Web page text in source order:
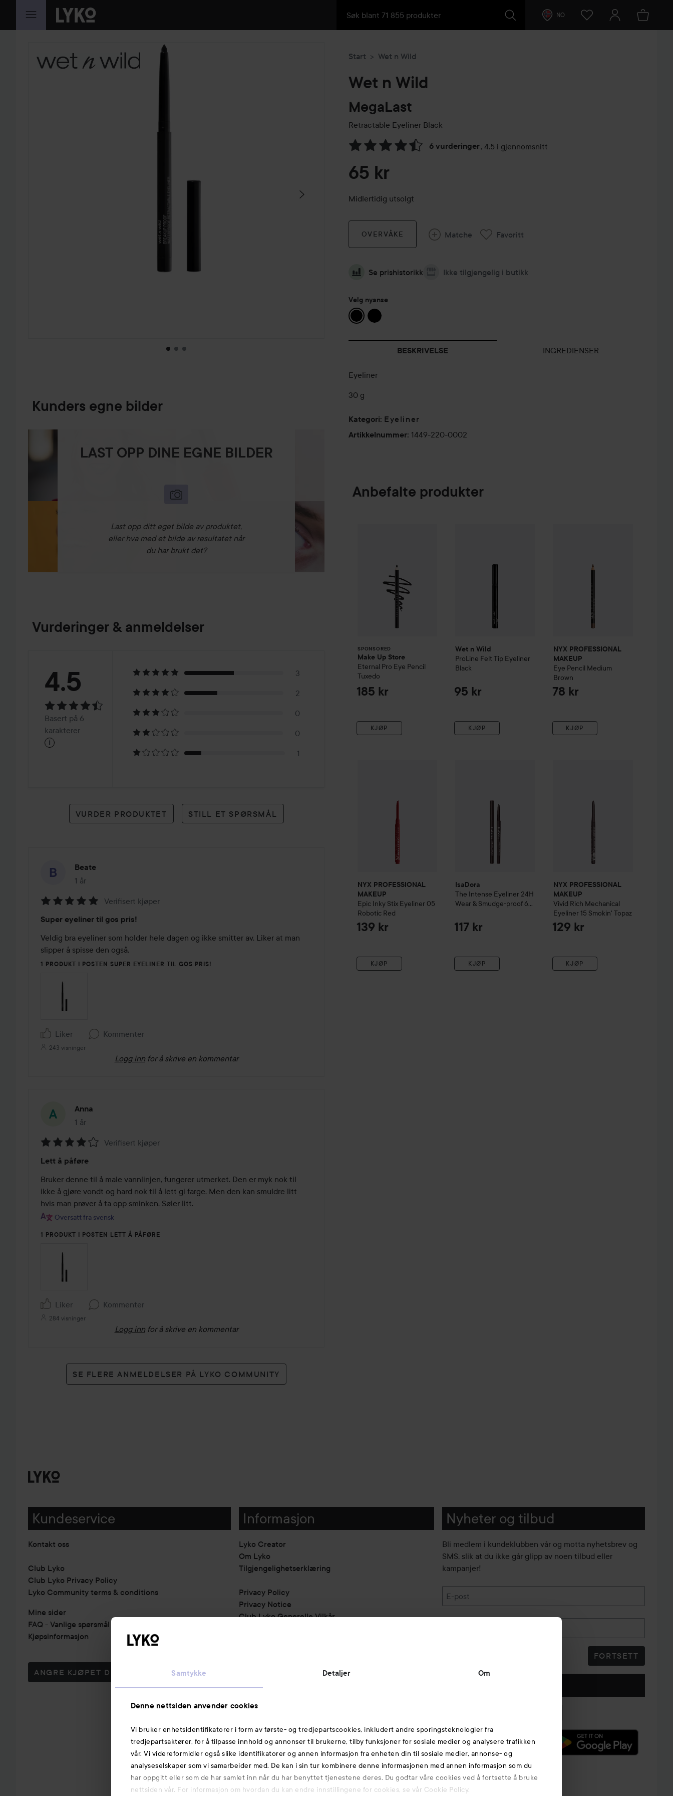
Samtykke Detaljer Om
Denne nettsiden anvender cookies
Vi bruker enhetsidentifikatorer i form av første- og tredjepartscookies, inkludert andre sporingsteknologier fra
tredjepartsaktører, for å tilpasse innhold og annonser til brukerne, tilby funksjoner for sosiale medier og analysere trafikken
vår. Vi videreformidler også slike identifikatorer og annen informasjon fra enheten din til sosiale medier, annonse- og
analyseselskaper som vi samarbeider med. De kan i sin tur kombinere denne informasjonen med annen informasjon som du
har oppgitt eller som de har samlet inn når du har benyttet tjenestene deres. Du godtar våre cookies ved å fortsette å bruke
nettsiden vår. For informasjon om hvordan du kan endre innstillingene for cookies, se vår Cookie Policy.
GÅ TIL INNHOLD NO
HOPP OVER SEKSJON
Kunders egne bilder
LAST OPP DINE EGNE BILDER
Last opp ditt eget bilde av produktet,
eller hva med et bilde av resultatet når
du har brukt det?
Vurderinger & anmeldelser
Vurdering:
4.5Basert
på
karakterer
4.5
Basert på 6
karakterer
i
3
2
0
0
1
VURDER PRODUKTET STILL ET SPØRSMÅL
Beate
1 år
Innlegget ble opprettet 1 år
5
av
5
Verifisert kjøper
Super eyeliner til gos pris!
Veldig bra eyeliner som holder hele dagen og ikke smitter av. Liker at man
slipper å spisse den også.
1 PRODUKT I POSTEN SUPER EYELINER TIL GOS PRIS!
Liker Kommenter
243 visninger
Logg inn for å skrive en kommentar
Anna
1 år
Innlegget ble opprettet 1 år
4
av
5
Verifisert kjøper
Lett å påføre
Bruker denne til å male vannlinjen, fungerer utmerket. Den er myk nok til
ikke å gjøre vondt og hard nok til å lett gi farge. Men den kan smuldre litt
hvis man prøver å ta opp sminken. Søler litt.
Oversatt fra svensk
1 PRODUKT I POSTEN LETT Å PÅFØRE
Liker Kommenter
284 visninger
Logg inn for å skrive en kommentar
SE FLERE ANMELDELSER PÅ LYKO COMMUNITY
Start Wet n Wild
Wet n Wild
MegaLast
Retractable Eyeliner Black
6 vurderinger, 4.5 i gjennomsnitt
Gå til Vurderinger & anmeldelser
65 kr
Midlertidig utsolgt
OVERVÅKE Matche Favoritt
Se prishistorikk Ikke tilgjengelig i butikk
Velg nyanse
BESKRIVELSE INGREDIENSER
Eyeliner
30 g
Kategori: Eyeliner
Artikkelnummer: 1449-220-0002
Anbefalte produkter
SPONSORED
Make Up Store
Eternal Pro Eye Pencil
Tuxedo
185 kr
KJØP
Wet n Wild
ProLine Felt Tip Eyeliner
Black
95 kr
KJØP
NYX PROFESSIONAL
MAKEUP
Eye Pencil Medium
Brown
78 kr
KJØP
NYX PROFESSIONAL
MAKEUP
Epic Inky Stix Eyeliner 05
Robotic Red
139 kr
KJØP
IsaDora
The Intense Eyeliner 24H
Wear & Smudge-proof 61
117 kr
KJØP
NYX PROFESSIONAL
MAKEUP
Vivid Rich Mechanical
Eyeliner 15 Smokin' Topaz
129 kr
KJØP
Kundeservice
Kontakt oss
Club Lyko
Club Lyko Privacy Policy
Lyko Community terms & conditions
Mine sider
FAQ - Vanlige spørsmål & svar
Kjøpsinformasjon
ANGRE KJØPET DITT
Informasjon
Lyko Creator
Om Lyko
Tilgjengelighetserklæring
Privacy Policy
Privacy Notice
Club Lyko Generelle Vilkår
Rabattkoder
Michael Edwards Fragrances of the World
Også av interesse
Premium
Nyheter og tilbud
Bli medlem i kundeklubben vår og motta nyhetsbrev og
SMS, slik at du ikke går glipp av noen tilbud eller
kampanjer!
E-post
FORTSETT